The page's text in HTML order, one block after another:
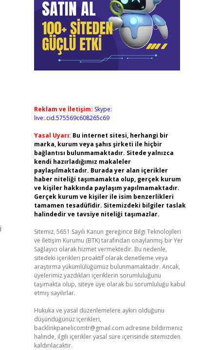
Reklam ve İletişim: Skype:
live:.cid.575569c608265c69
Yasal Uyarı: Bu internet sitesi, herhangi bir
marka, kurum veya şahıs şirketi ile hiçbir
bağlantısı bulunmamaktadır. Sitede yalnızca
kendi hazırladığımız makaleler
paylaşılmaktadır. Burada yer alan içerikler
haber niteliği taşımamakta olup, gerçek kurum
ve kişiler hakkında paylaşım yapılmamaktadır.
Gerçek kurum ve kişiler ile isim benzerlikleri
tamamen tesadüfidir. Sitemizdeki bilgiler taslak
halindedir ve tavsiye niteliği taşımazlar.
Sitemiz, 5651 Sayılı Kanun gereğince Bilgi Teknolojileri
ve İletişim Kurumu (BTK) tarafından onaylanmış bir Yer
Sağlayıcı olarak hizmet vermektedir. Bu nedenle,
sitedeki içerikleri proaktif olarak denetleme veya
araştırma yükümlülüğümüz bulunmamaktadır. Ancak,
üyelerimiz yazdıkları içeriklerin sorumluluğunu
taşımakta olup, siteye üye olarak bu sorumluluğu kabul
etmiş sayılırlar.
Hukuka ve yasal düzenlemelere aykırı olduğunu
düşündüğünüz içerikleri,
backlinkpanelicomtr@gmail.com adresine bildirmeniz
halinde, ilgili içerikler yasal süre içerisinde sitemizden
kaldırılacaktır.